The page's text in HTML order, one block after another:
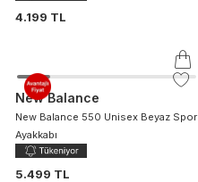
4.199 TL
New Balance
New Balance 550 Unisex Beyaz Spor
Ayakkabı
5.499 TL